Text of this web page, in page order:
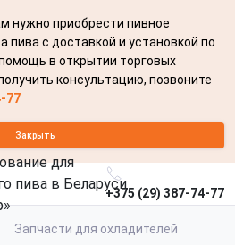
нужно приобрести пивное
пива с доставкой и установкой по
в открытии торговых
консультацию, позвоните
77
Закрыть
+375 (29) 387-74-77
Запчасти для охладителей